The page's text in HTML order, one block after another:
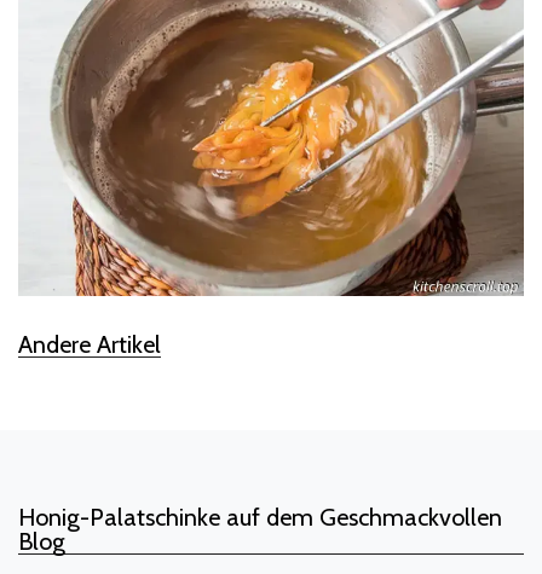
Andere Artikel
Honig-Palatschinke auf dem Geschmackvollen
Blog